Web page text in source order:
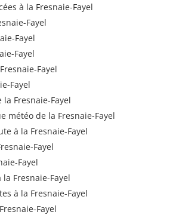
à la Fresnaie-Fayel
Fayel
Fayel
Fayel
Fayel
Fayel
Fresnaie-Fayel
météo de la Fresnaie-Fayel
à la Fresnaie-Fayel
Fayel
Fayel
Fresnaie-Fayel
à la Fresnaie-Fayel
Fayel